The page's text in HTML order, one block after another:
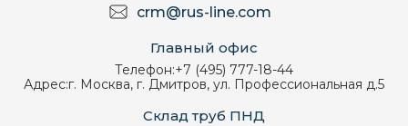
crm@rus-line.com
Главный офис
Телефон:+7 (495) 777-18-44
Адрес:г. Москва, г. Дмитров, ул. Профессиональная д.5
Склад труб ПНД